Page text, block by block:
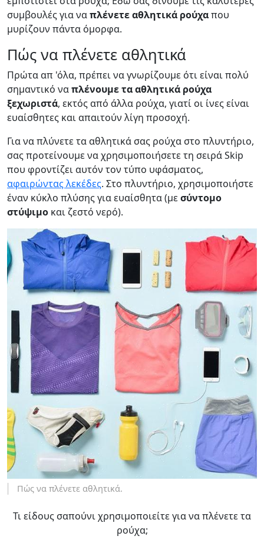
συμβουλές για ναπλένετε αθλητικά ρούχαπου
μυρίζουν πάντα όμορφα.
Πώς να πλένετε αθλητικά
Πρώτα απ 'όλα, πρέπει να γνωρίζουμε ότι είναι πολύ
σημαντικό ναπλένουμε τα αθλητικά ρούχα
ξεχωριστά, εκτός από άλλα ρούχα, γιατί οι ίνες είναι
ευαίσθητες και απαιτούν λίγη προσοχή.
Για να πλύνετε τα αθλητικά σας ρούχα στο πλυντήριο,
σας προτείνουμε να χρησιμοποιήσετε τη σειράSkip
που φροντίζει αυτόν τον τύπο υφάσματος,
αφαιρώντας λεκέδες. Στο πλυντήριο, χρησιμοποιήστε
έναν κύκλο πλύσης για ευαίσθητα (μεσύντομο
στύψιμο και ζεστό νερό).
Πώς να πλένετε αθλητικά.
Τι είδους σαπούνι χρησιμοποιείτε για να πλένετε τα
ρούχα;